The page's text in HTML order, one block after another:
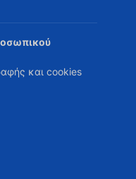
και cookies